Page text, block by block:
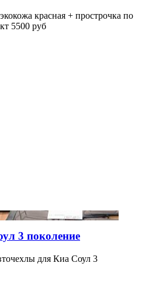
красная + прострочка по
5500 руб
3 поколение
для Киа Соул 3